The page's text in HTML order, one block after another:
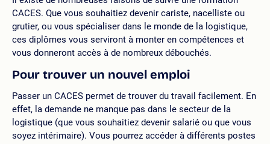
CACES. Que vous souhaitiez devenir cariste, nacelliste ou
grutier, ou vous spécialiser dans le monde de la logistique,
ces diplômes vous serviront à monter en compétences et
vous donneront accès à de nombreux débouchés.
Pour trouver un nouvel emploi
Passer un CACES permet de trouver du travail facilement. En
effet, la demande ne manque pas dans le secteur de la
logistique (que vous souhaitiez devenir salarié ou que vous
soyez intérimaire). Vous pourrez accéder à différents postes